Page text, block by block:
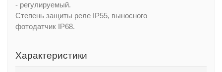
- регулируемый.
Степень защиты реле IP55, выносного
фотодатчик IP68.
Характеристики